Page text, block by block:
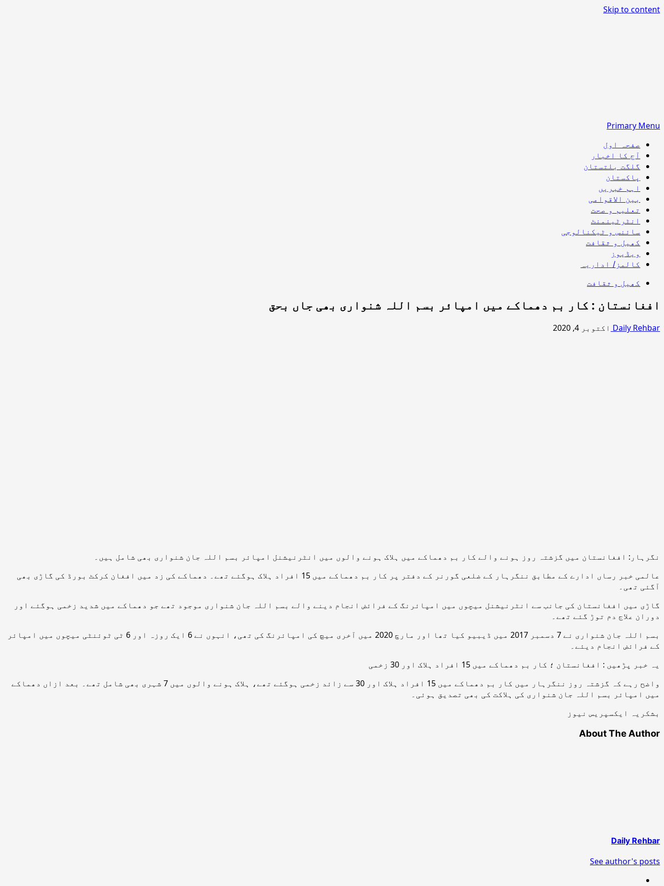
Skip to content
Primary Menu
صفحہ اول
آج کا اخبار
گلگت بلتستان
پاکستان
اہم خبریں
بین الاقوامی
تعلیم و صحت
انٹرٹینمنٹ
سائنس و ٹیکنالوجی
کھیل و ثقافت
ویڈیوز
کالمز/ اداریہ
کھیل و ثقافت
افغانستان : کار بم دھماکے میں امپائر بسم اللہ شنواری بھی جاں بحق
Daily Rehbar اکتوبر 4, 2020
نگرہار: افغانستان میں گزشتہ روز ہونے والے کار بم دھماکے میں ہلاک ہونے والوں میں انٹرنیشنل امپائر بسم اللہ جان شنواری بھی شامل ہیں۔
عالمی خبر رساں ادارے کے مطابق ننگرہار کے ضلعی گورنر کے دفتر پر کار بم دھماکے میں 15 افراد ہلاک ہوگئے تھے۔ دھماکے کی زد میں افغان کرکٹ بورڈ کی گاڑی بھی
آگئی تھی۔
گاڑی میں افغانستان کی جانب سے انٹرنیشنل میچوں میں امپائرنگ کے فرائض انجام دینے والے بسم اللہ جان شنواری موجود تھے جو دھماکے میں شدید زخمی ہوگئے اور
دوران علاج دم توڑ گئے تھے۔
بسم اللہ جان شنواری نے 7 دسمبر 2017 میں ڈیبیو کیا تھا اور مارچ 2020 میں آخری میچ کی امپائرنگ کی تھی، انہوں نے 6 ایک روزہ اور 6 ٹی ٹوئنٹی میچوں میں امپائر
کے فرائض انجام دیئے۔
یہ خبر پڑھیں : افغانستان ؛ کار بم دھماکے ميں 15 افراد ہلاک اور 30 زخمی
واضح رہے کہ گزشتہ روز ننگرہار میں کار بم دھماکے میں 15 افراد ہلاک اور 30 سے زائد زخمی ہوگئے تھے، ہلاک ہونے والوں میں 7 شہری بھی شامل تھے۔ بعد ازاں دھماکے
میں امپائر بسم اللہ جان شنواری کی ہلاکت کی بھی تصدیق ہوئی۔
بشکریہ ایکسپریس نیوز
About The Author
Daily Rehbar
See author's posts